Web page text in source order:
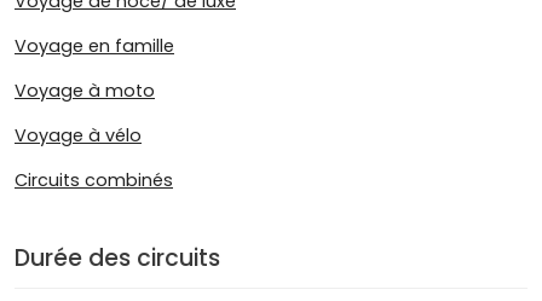
Voyage en famille
Voyage à moto
Voyage à vélo
Circuits combinés
Durée des circuits